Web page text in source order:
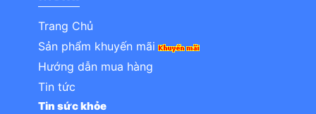
Trang Chủ
Sản phẩm khuyến mãi
Hướng dẫn mua hàng
Tin tức
Tin sức khỏe